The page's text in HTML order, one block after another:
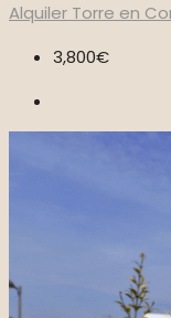
Alquiler Torre en
3,800€